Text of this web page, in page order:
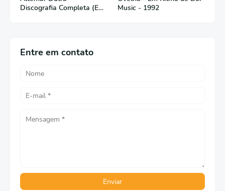
Discografia Completa (Em
Music - 1992
Entre em contato